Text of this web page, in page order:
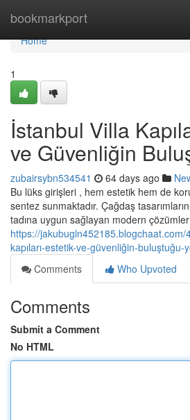
bookmarkport
Home
Home
1
İstanbul Villa
ve Güvenliğin
zubairsybn534541 64 days ago
Bu lüks girişleri , hem estetik hem de
sentez sunmaktadır. Çağdaş
tadına uygun sağlayan modern çözümler
https://
kapıları-estetik-ve-güvenliğin-buluştuğu-
Comments
Who Upvoted
Comments
Submit a Comment
No HTML